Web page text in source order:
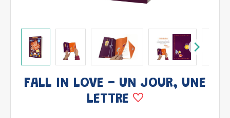
FALL IN LOVE - UN JOUR, UNE
LETTRE